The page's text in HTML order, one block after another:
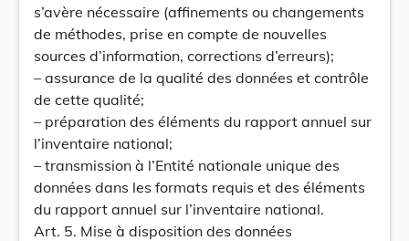
s’avère nécessaire (affinements ou changements
de méthodes, prise en compte de nouvelles
sources d’information, corrections d’erreurs);
– assurance de la qualité des données et contrôle
de cette qualité;
– préparation des éléments du rapport annuel sur
l’inventaire national;
– transmission à l’Entité nationale unique des
données dans les formats requis et des éléments
du rapport annuel sur l’inventaire national.
Art. 5. Mise à disposition des données